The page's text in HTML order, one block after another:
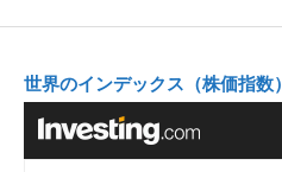
世界のインデックス（株価指数）